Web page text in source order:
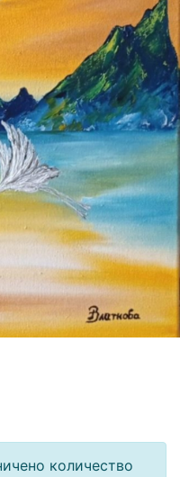
количество